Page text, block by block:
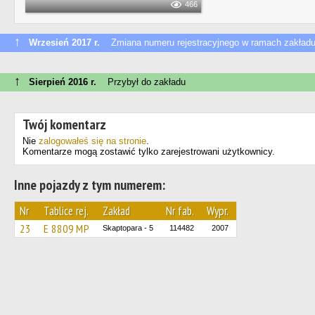
466
↑ Wrzesień 2017 r. Zmiana numeru rejestracyjnego w ramach zakładu
↑ Sierpień 2016 r. Przybył do zakładu
Twój komentarz
Nie zalogowałeś się na stronie.
Komentarze mogą zostawić tylko zarejestrowani użytkownicy.
Inne pojazdy z tym numerem:
Nr Tablice rej. Zakład Nr fab. Wypr.
23 Е 8809 МР Skaptopara - 5 114482 2007